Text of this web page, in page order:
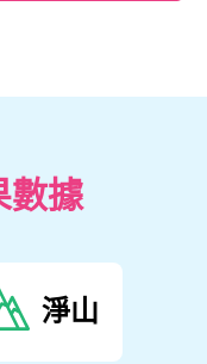
數據
淨山